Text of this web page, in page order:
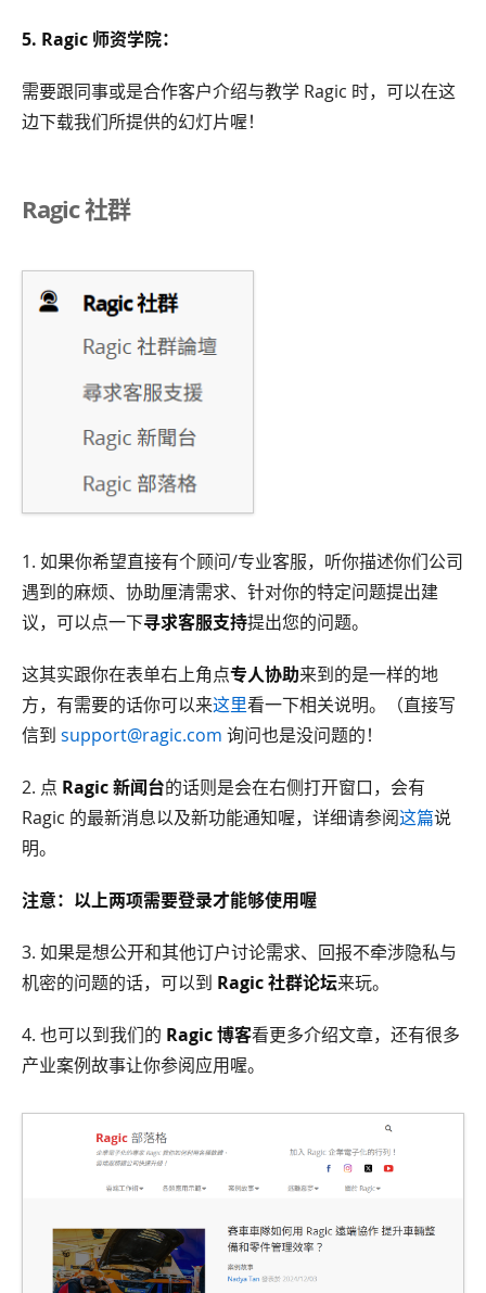
5. Ragic 师资学院：
需要跟同事或是合作客户介绍与教学 Ragic 时，可以在这
边下载我们所提供的幻灯片喔！
Ragic 社群
1. 如果你希望直接有个顾问/专业客服，听你描述你们公司
遇到的麻烦、协助厘清需求、针对你的特定问题提出建
议，可以点一下寻求客服支持提出您的问题。
这其实跟你在表单右上角点专人协助来到的是一样的地
方，有需要的话你可以来这里看一下相关说明。（直接写
信到 support@ragic.com 询问也是没问题的！
2. 点 Ragic 新闻台的话则是会在右侧打开窗口，会有
Ragic 的最新消息以及新功能通知喔，详细请参阅这篇说
明。
注意：以上两项需要登录才能够使用喔
3. 如果是想公开和其他订户讨论需求、回报不牵涉隐私与
机密的问题的话，可以到 Ragic 社群论坛来玩。
4. 也可以到我们的 Ragic 博客看更多介绍文章，还有很多
产业案例故事让你参阅应用喔。